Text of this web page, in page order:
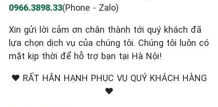
0966.3898.33(Phone - Zalo)
Xin gửi lời cảm ơn chân thành tới quý khách đã
lựa chọn dịch vụ của chúng tôi. Chúng tôi luôn có
mặt kịp thời để hỗ trợ bạn tại Hà Nội!
❤️ RẤT HÂN HẠNH PHỤC VỤ QUÝ KHÁCH HÀNG
❤️